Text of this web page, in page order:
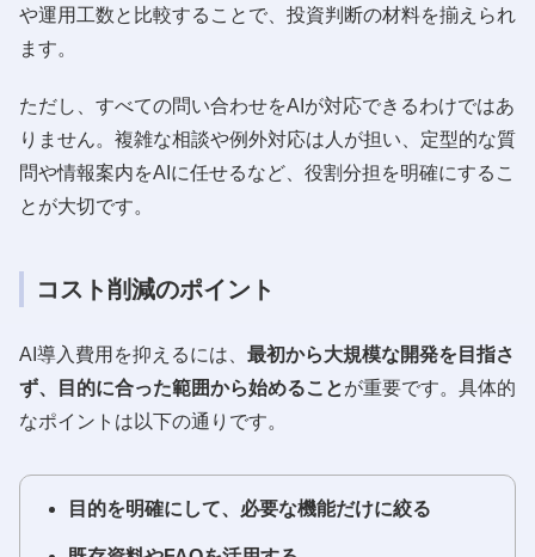
や運用工数と比較することで、投資判断の材料を揃えられ
ます。
ただし、すべての問い合わせをAIが対応できるわけではあ
りません。複雑な相談や例外対応は人が担い、定型的な質
問や情報案内をAIに任せるなど、役割分担を明確にするこ
とが大切です。
コスト削減のポイント
AI導入費用を抑えるには、 最初から大規模な開発を目指さ
ず、目的に合った範囲から始めることが重要です。具体的
なポイントは以下の通りです。
目的を明確にして、必要な機能だけに絞る